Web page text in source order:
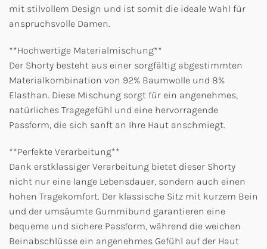
mit stilvollem Design und ist somit die ideale Wahl für
anspruchsvolle Damen.
**Hochwertige Materialmischung**
Der Shorty besteht aus einer sorgfältig abgestimmten
Materialkombination von 92% Baumwolle und 8%
Elasthan. Diese Mischung sorgt für ein angenehmes,
natürliches Tragegefühl und eine hervorragende
Passform, die sich sanft an Ihre Haut anschmiegt.
**Perfekte Verarbeitung**
Dank erstklassiger Verarbeitung bietet dieser Shorty
nicht nur eine lange Lebensdauer, sondern auch einen
hohen Tragekomfort. Der klassische Sitz mit kurzem Bein
und der umsäumte Gummibund garantieren eine
bequeme und sichere Passform, während die weichen
Beinabschlüsse ein angenehmes Gefühl auf der Haut